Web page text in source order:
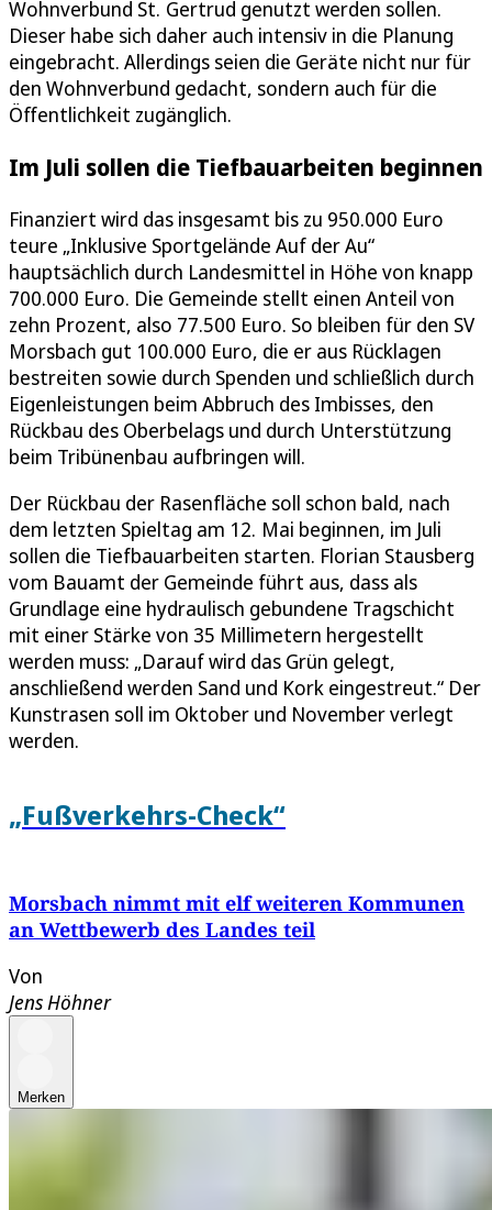
Wohnverbund St. Gertrud genutzt werden sollen.
Dieser habe sich daher auch intensiv in die Planung
eingebracht. Allerdings seien die Geräte nicht nur für
den Wohnverbund gedacht, sondern auch für die
Öffentlichkeit zugänglich.
Im Juli sollen die Tiefbauarbeiten beginnen
Finanziert wird das insgesamt bis zu 950.000 Euro
teure „Inklusive Sportgelände Auf der Au“
hauptsächlich durch Landesmittel in Höhe von knapp
700.000 Euro. Die Gemeinde stellt einen Anteil von
zehn Prozent, also 77.500 Euro. So bleiben für den SV
Morsbach gut 100.000 Euro, die er aus Rücklagen
bestreiten sowie durch Spenden und schließlich durch
Eigenleistungen beim Abbruch des Imbisses, den
Rückbau des Oberbelags und durch Unterstützung
beim Tribünenbau aufbringen will.
Der Rückbau der Rasenfläche soll schon bald, nach
dem letzten Spieltag am 12. Mai beginnen, im Juli
sollen die Tiefbauarbeiten starten. Florian Stausberg
vom Bauamt der Gemeinde führt aus, dass als
Grundlage eine hydraulisch gebundene Tragschicht
mit einer Stärke von 35 Millimetern hergestellt
werden muss: „Darauf wird das Grün gelegt,
anschließend werden Sand und Kork eingestreut.“ Der
Kunstrasen soll im Oktober und November verlegt
werden.
„Fußverkehrs-Check“
Morsbach nimmt mit elf weiteren Kommunen
an Wettbewerb des Landes teil
Von
Jens Höhner
Merken